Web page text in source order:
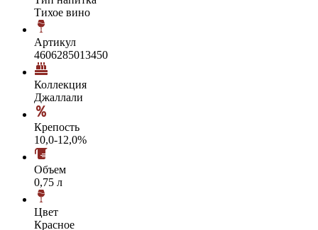
Тихое вино
Артикул
4606285013450
Коллекция
Джаллали
Крепость
10,0-12,0%
Объем
0,75 л
Цвет
Красное